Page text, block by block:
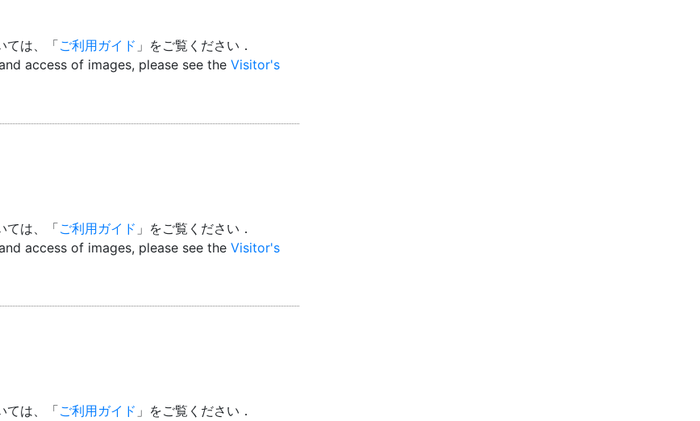
ては、「ご利用ガイド 」をご覧ください．
access of images, please see the Visitor's
ては、「ご利用ガイド 」をご覧ください．
access of images, please see the Visitor's
ては、「ご利用ガイド 」をご覧ください．